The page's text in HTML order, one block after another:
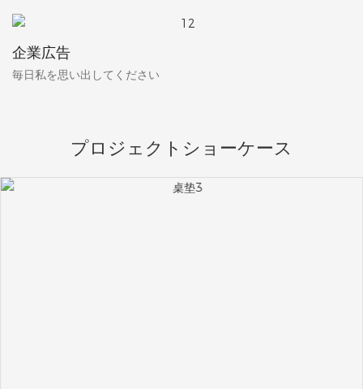
企業広告
毎日私を思い出してください
プロジェクトショーケース